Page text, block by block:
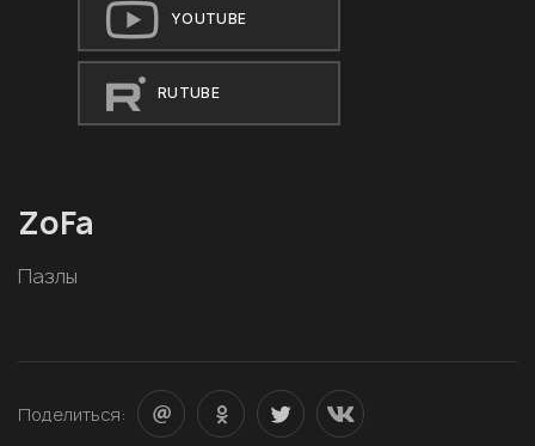
YOUTUBE
RUTUBE
ZoFa
Пазлы
Поделиться: